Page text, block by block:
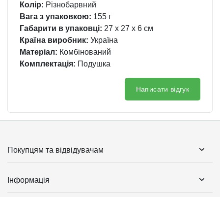
Колір: Різнобарвний
Вага з упаковкою: 155 г
Габарити в упаковці: 27 x 27 x 6 см
Країна виробник: Україна
Матеріал: Комбінований
Комплектація: Подушка
Написати відгук
Покупцям та відвідувачам
Інформація